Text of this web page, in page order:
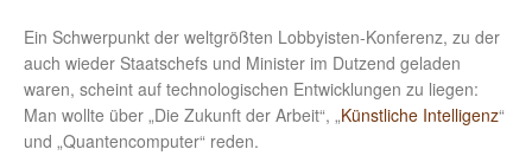
Ein Schwerpunkt der weltgrößten Lobbyisten-Konferenz, zu der
auch wieder Staatschefs und Minister im Dutzend geladen
waren, scheint auf technologischen Entwicklungen zu liegen:
Man wollte über „Die Zukunft der Arbeit“, „Künstliche Intelligenz“
und „Quantencomputer“ reden.